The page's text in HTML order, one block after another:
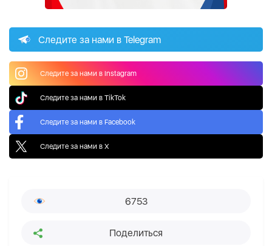
Следите за нами в Telegram
Следите за нами в Instagram
Следите за нами в TikTok
Следите за нами в Facebook
Следите за нами в X
6753
Поделиться